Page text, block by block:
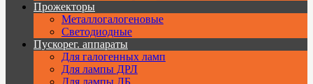
Прожекторы
Металлогалогеновые
Светодиодные
Пускорег. аппараты
Для галогенных ламп
Для лампы ДРЛ
Для лампы ЛБ